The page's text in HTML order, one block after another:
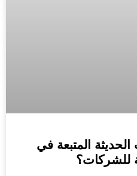
المتبعة في
للشركات؟